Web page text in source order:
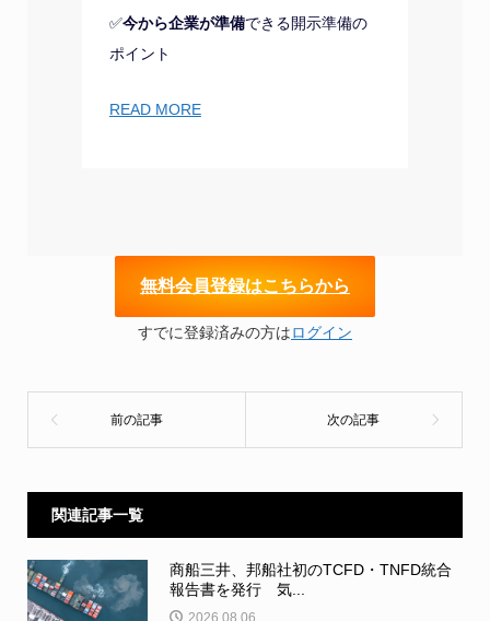
✅今から企業が準備できる開示準備の
ポイント
READ MORE
無料会員登録はこちらから
すでに登録済みの方はログイン
関連記事一覧
商船三井、邦船社初のTCFD・TNFD統合
報告書を発行 気...
2026.08.06